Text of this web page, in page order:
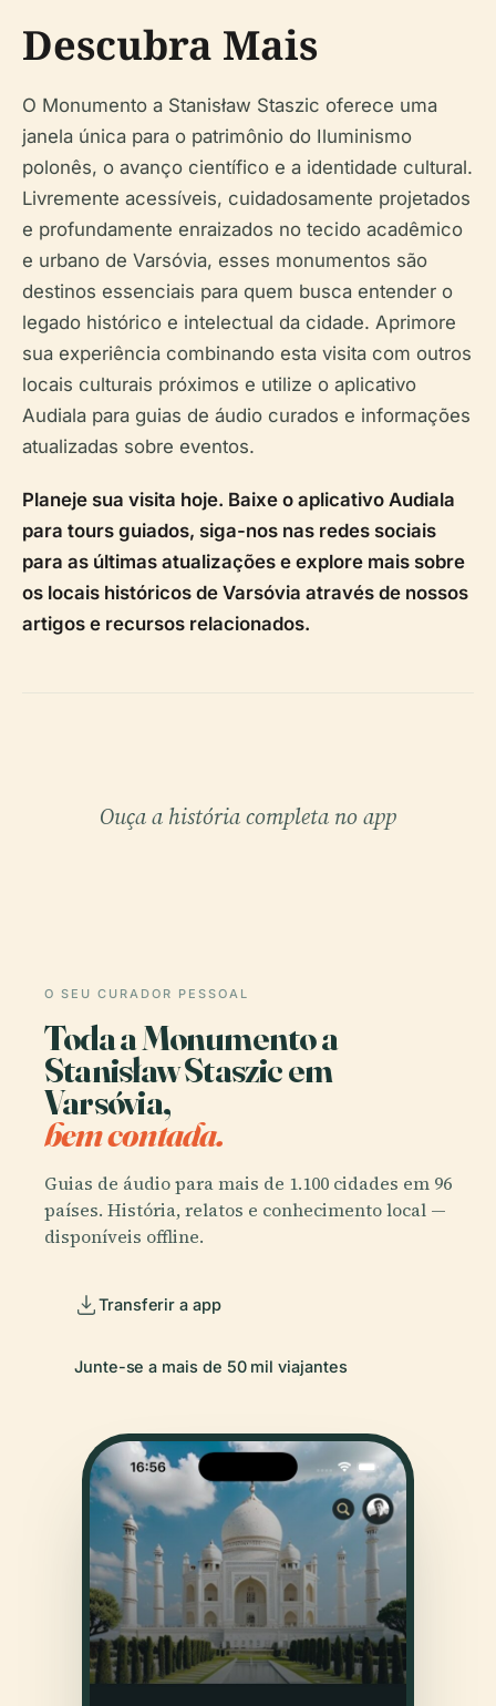
Descubra Mais
O Monumento a Stanisław Staszic oferece uma
janela única para o patrimônio do Iluminismo
polonês, o avanço científico e a identidade cultural.
Livremente acessíveis, cuidadosamente projetados
e profundamente enraizados no tecido acadêmico
e urbano de Varsóvia, esses monumentos são
destinos essenciais para quem busca entender o
legado histórico e intelectual da cidade. Aprimore
sua experiência combinando esta visita com outros
locais culturais próximos e utilize o aplicativo
Audiala para guias de áudio curados e informações
atualizadas sobre eventos.
Planeje sua visita hoje. Baixe o aplicativo Audiala
para tours guiados, siga-nos nas redes sociais
para as últimas atualizações e explore mais sobre
os locais históricos de Varsóvia através de nossos
artigos e recursos relacionados.
Ouça a história completa no app
O SEU CURADOR PESSOAL
Toda a Monumento a
Stanisław Staszic em
Varsóvia,
bem contada.
Guias de áudio para mais de 1.100 cidades em 96
países. História, relatos e conhecimento local —
disponíveis offline.
Transferir a app
Junte-se a mais de 50 mil viajantes